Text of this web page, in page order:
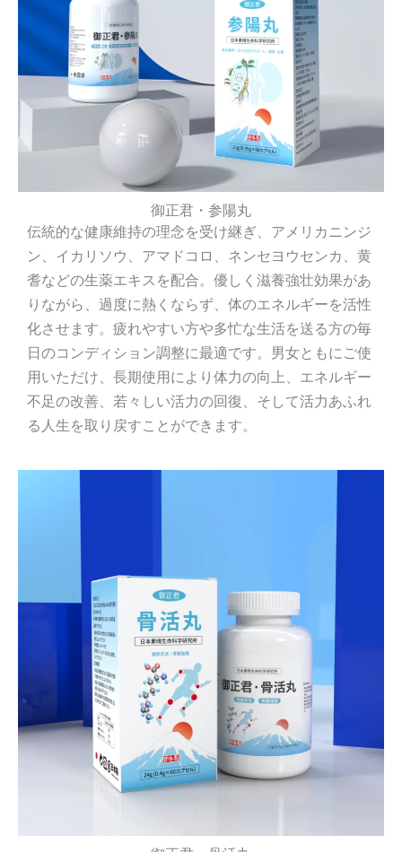
御正君・参陽丸
伝統的な健康維持の理念を受け継ぎ、アメリカニンジ
ン、イカリソウ、アマドコロ、ネンセヨウセンカ、黄
耆などの生薬エキスを配合。優しく滋養強壮効果があ
りながら、過度に熱くならず、体のエネルギーを活性
化させます。疲れやすい方や多忙な生活を送る方の毎
日のコンディション調整に最適です。男女ともにご使
用いただけ、長期使用により体力の向上、エネルギー
不足の改善、若々しい活力の回復、そして活力あふれ
る人生を取り戻すことができます。